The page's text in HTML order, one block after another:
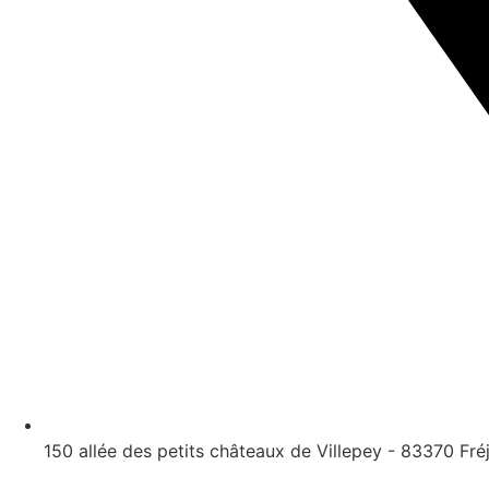
150 allée des petits châteaux de Villepey - 83370